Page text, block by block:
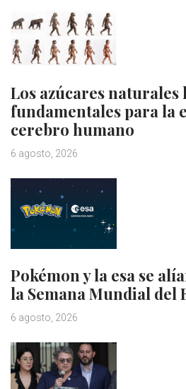
Los azúcares naturales
fundamentales para la
cerebro humano
6 agosto, 2026
Pokémon y la esa se
la Semana Mundial del
6 agosto, 2026